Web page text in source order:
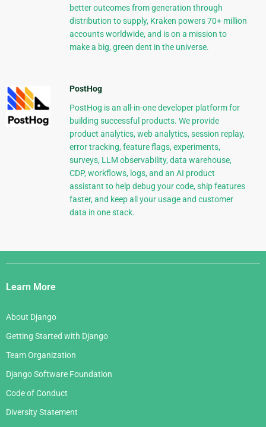
better outcomes from generation through
distribution to supply, Kraken powers 70+ million
accounts worldwide, and is on a mission to
make a big, green dent in the universe.
PostHog
PostHog is an all-in-one developer platform for
building successful products. We provide
product analytics, web analytics, session replay,
error tracking, feature flags, experiments,
surveys, LLM observability, data warehouse,
CDP, workflows, logs, and an AI product
assistant to help debug your code, ship features
faster, and keep all your usage and customer
data in one stack.
Django
Links
Learn More
About Django
Getting Started with Django
Team Organization
Django Software Foundation
Code of Conduct
Diversity Statement